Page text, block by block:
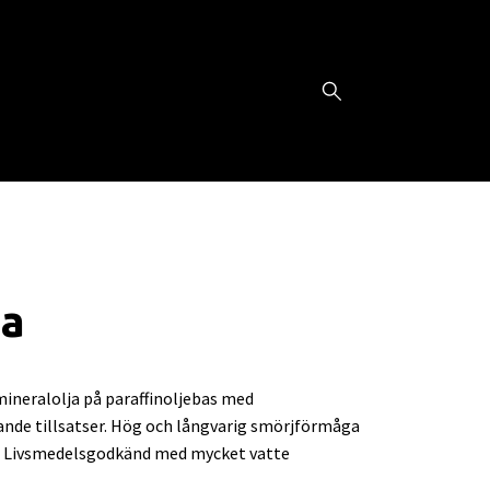
på paraffinoljebas med
tillsatser. Hög och långvarig smörjförmåga
med mycket vatte